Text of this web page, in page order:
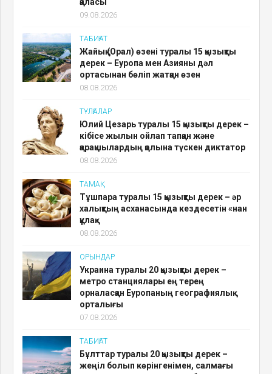
09.08.2026
ТАБИҒАТ
Жайық (Орал) өзені туралы 15 қызықты
дерек – Еуропа мен Азияны дәл
ортасынан бөліп жатқан өзен
08.08.2026
ТҰЛҒАЛАР
Юлий Цезарь туралы 15 қызықты дерек –
кібісе жылын ойлап тапқан және
қарақшылардың қолына түскен диктатор
08.08.2026
ТАМАҚ
Тұшпара туралы 15 қызықты дерек – әр
халықтың асханасында кездесетін «нан
құлақ»
08.08.2026
ОРЫНДАР
Украина туралы 20 қызықты дерек –
метро станциялары ең терең
орналасқан Еуропаның географиялық
орталығы
07.08.2026
ТАБИҒАТ
Бұлттар туралы 20 қызықты дерек –
жеңіл болып көрінгенімен, салмағы